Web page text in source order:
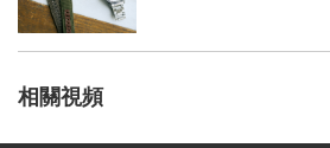
相關視頻